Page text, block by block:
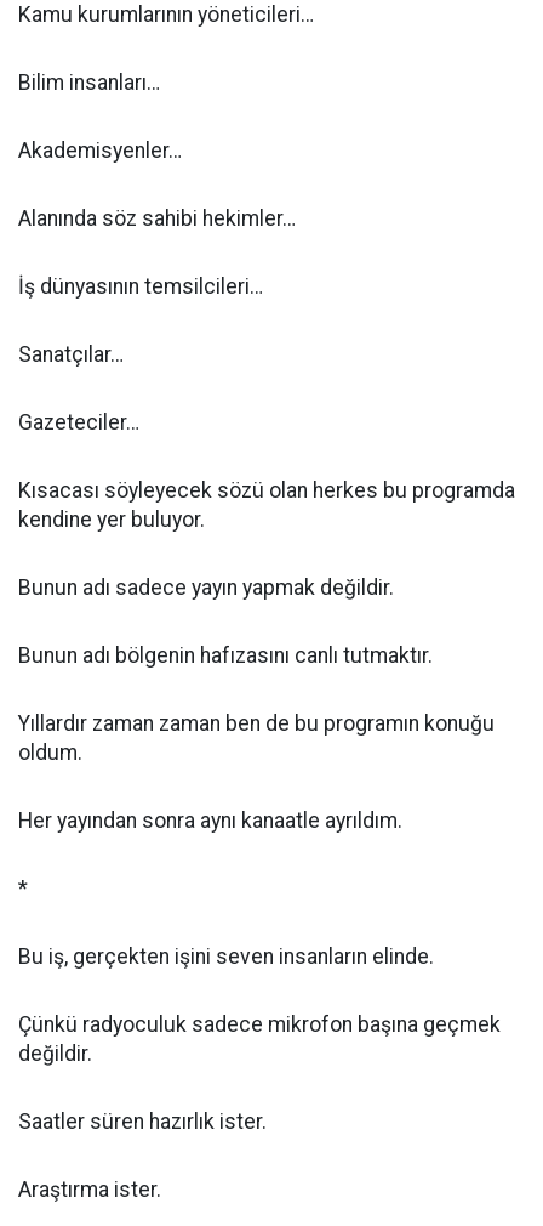
Kamu kurumlarının yöneticileri…
Bilim insanları…
Akademisyenler…
Alanında söz sahibi hekimler…
İş dünyasının temsilcileri…
Sanatçılar…
Gazeteciler…
Kısacası söyleyecek sözü olan herkes bu programda
kendine yer buluyor.
Bunun adı sadece yayın yapmak değildir.
Bunun adı bölgenin hafızasını canlı tutmaktır.
Yıllardır zaman zaman ben de bu programın konuğu
oldum.
Her yayından sonra aynı kanaatle ayrıldım.
*
Bu iş, gerçekten işini seven insanların elinde.
Çünkü radyoculuk sadece mikrofon başına geçmek
değildir.
Saatler süren hazırlık ister.
Araştırma ister.